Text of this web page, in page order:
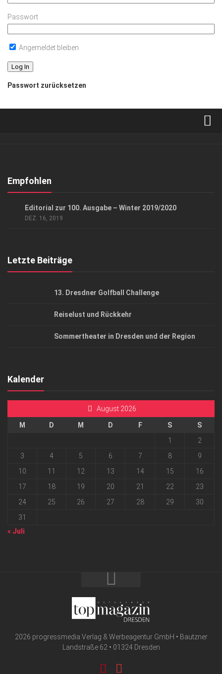
Passwort
Angemeldet bleiben
Passwort zurücksetzen
Kontakt, Impressum
Empfohlen
Editorial zur 100. Ausgabe – Winter 2019/2020
DEZ. 16, 2019
Letzte Beiträge
13. Dresdner Golfball Challenge
Reiselust und Rückkehr
Sommertheater in Dresden und der Region
Kalender
August 2026
M D M D F S
S
1
2
3
4 5 6 7 8
9
10
11 12 13 14 15
16
17
18 19 20 21 22
23
24
25 26 27 28 29
30
31
« Juli
2026 progressmedia Verlag & Werbeagentur GmbH • Bautzner
Landstraße 62 • 01324 Dresden